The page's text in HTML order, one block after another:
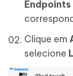
Endpoints
Clique em
selecione